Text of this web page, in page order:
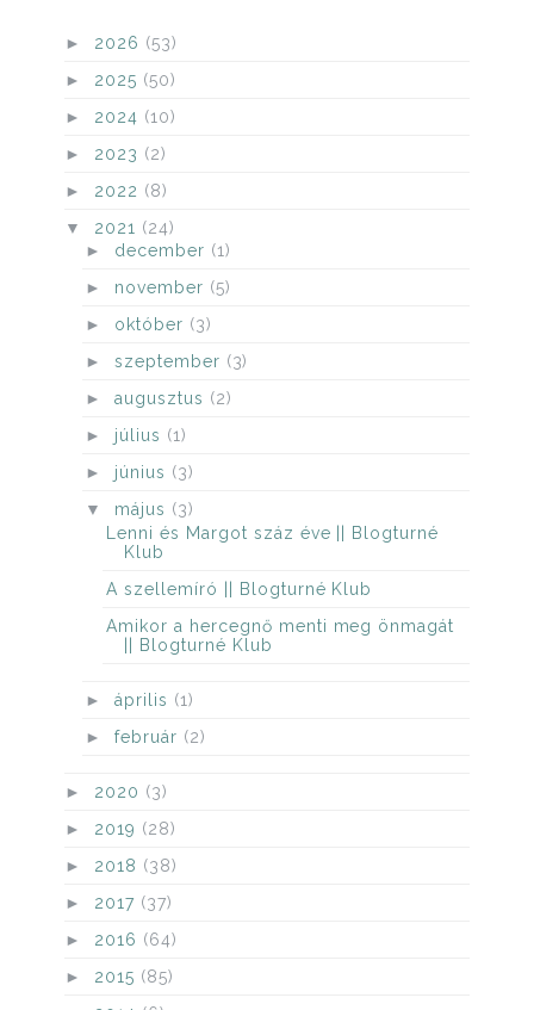
► 2026 (53)
► 2025 (50)
► 2024 (10)
► 2023 (2)
► 2022 (8)
▼ 2021 (24)
► december (1)
► november (5)
► október (3)
► szeptember (3)
► augusztus (2)
► július (1)
► június (3)
▼ május (3)
Lenni és Margot száz éve || Blogturné
Klub
A szellemíró || Blogturné Klub
Amikor a hercegnő menti meg önmagát
|| Blogturné Klub
► április (1)
► február (2)
► 2020 (3)
► 2019 (28)
► 2018 (38)
► 2017 (37)
► 2016 (64)
► 2015 (85)